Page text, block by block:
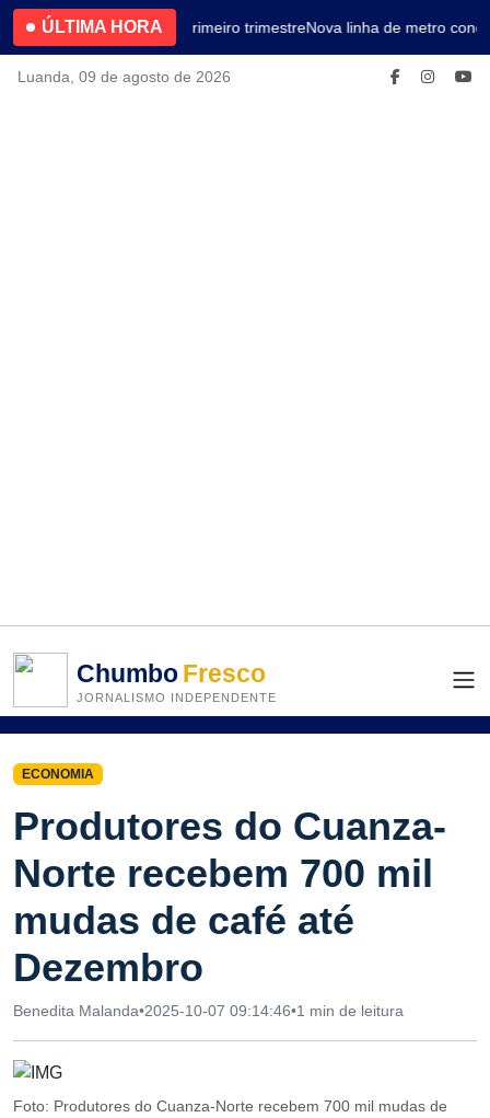
ÚLTIMA HORA4.2% no primeiro trimestreNova linha de metro
Luanda, 09 de agosto de 2026
ChumboFresco
JORNALISMO INDEPENDENTE
ECONOMIA
Produtores do Cuanza-
Norte recebem 700 mil
mudas de café até
Dezembro
Benedita Malanda•2025-10-07 09:14:46•1 min de leitura
Foto: Produtores do Cuanza-Norte recebem 700 mil mudas de